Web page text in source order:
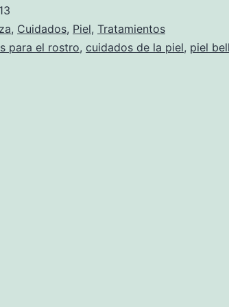
, Cuidados, Piel, Tratamientos
para el rostro, cuidados de la piel, piel